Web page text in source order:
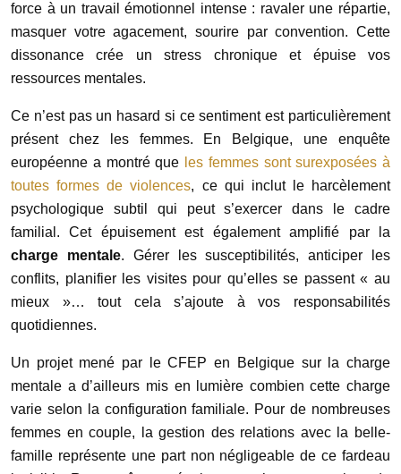
force à un travail émotionnel intense : ravaler une répartie,
masquer votre agacement, sourire par convention. Cette
dissonance crée un stress chronique et épuise vos
ressources mentales.
Ce n’est pas un hasard si ce sentiment est particulièrement
présent chez les femmes. En Belgique, une enquête
européenne a montré que les femmes sont surexposées à
toutes formes de violences, ce qui inclut le harcèlement
psychologique subtil qui peut s’exercer dans le cadre
familial. Cet épuisement est également amplifié par la
charge mentale. Gérer les susceptibilités, anticiper les
conflits, planifier les visites pour qu’elles se passent « au
mieux »… tout cela s’ajoute à vos responsabilités
quotidiennes.
Un projet mené par le CFEP en Belgique sur la charge
mentale a d’ailleurs mis en lumière combien cette charge
varie selon la configuration familiale. Pour de nombreuses
femmes en couple, la gestion des relations avec la belle-
famille représente une part non négligeable de ce fardeau